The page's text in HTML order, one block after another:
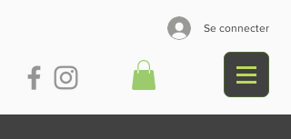
Se connecter